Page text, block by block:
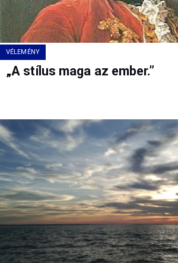
VÉLEMÉNY
„A stílus maga az ember.”